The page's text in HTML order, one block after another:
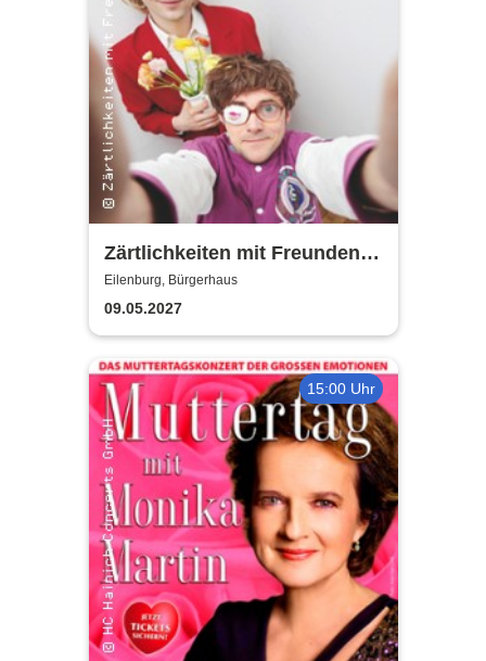
Zärtlichkeiten mit Freunden -
Rico Rohs und das Ines
Fleiwa Quartett
Eilenburg, Bürgerhaus
09.05.2027
15:00 Uhr